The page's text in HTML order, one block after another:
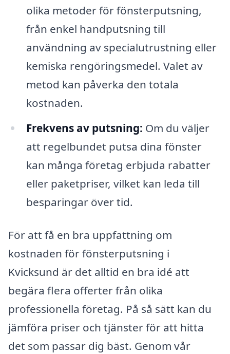
olika metoder för fönsterputsning,
från enkel handputsning till
användning av specialutrustning eller
kemiska rengöringsmedel. Valet av
metod kan påverka den totala
kostnaden.
Frekvens av putsning: Om du väljer
att regelbundet putsa dina fönster
kan många företag erbjuda rabatter
eller paketpriser, vilket kan leda till
besparingar över tid.
För att få en bra uppfattning om
kostnaden för fönsterputsning i
Kvicksund är det alltid en bra idé att
begära flera offerter från olika
professionella företag. På så sätt kan du
jämföra priser och tjänster för att hitta
det som passar dig bäst. Genom vår